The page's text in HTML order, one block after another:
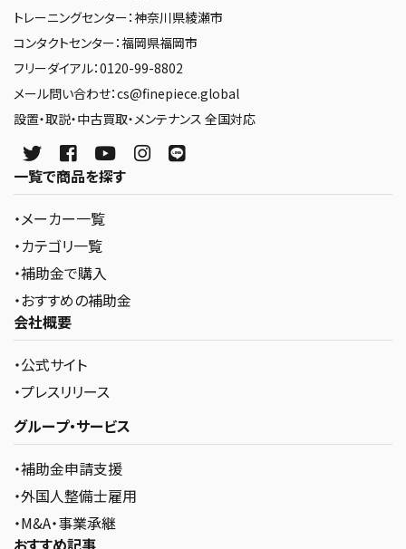
トレーニングセンター：神奈川県綾瀬市
コンタクトセンター：福岡県福岡市
フリーダイアル：0120-99-8802
メール問い合わせ：cs@finepiece.global
設置・取説・中古買取・メンテナンス 全国対応
一覧で商品を探す
・メーカー一覧
・カテゴリ一覧
・補助金で購入
・おすすめの補助金
会社概要
・公式サイト
・プレスリリース
グループ・サービス
・補助金申請支援
・外国人整備士雇用
・M&A・事業承継
おすすめ記事